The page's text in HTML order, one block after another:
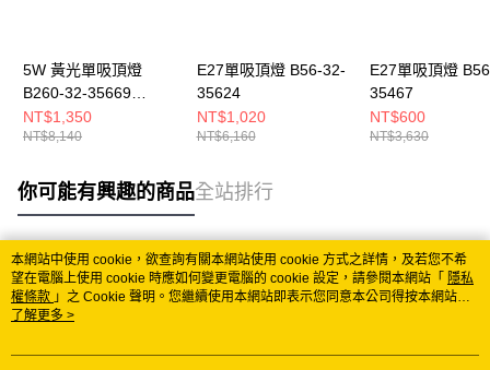
5W 黃光單吸頂燈
B260-32-35669
3566A
NT$1,350
NT$8,140
E27單吸頂燈 B56-32-
35624
NT$1,020
NT$6,160
E27單吸頂燈
35467
NT$600
NT$3,630
你可能有興趣的商品全站排行
熱門標籤
本網站中使用 cookie，欲查詢有關本網站使用 cookie 方式之詳情，及若您不希
望在電腦上使用 cookie 時應如何變更電腦的 cookie 設定，請參閱本網站「 隱私
權條款 」之 Cookie 聲明。您繼續使用本網站即表示您同意本公司得按本網站使
用條款之 Cookie 聲明使用 cookie。
了解更多 >